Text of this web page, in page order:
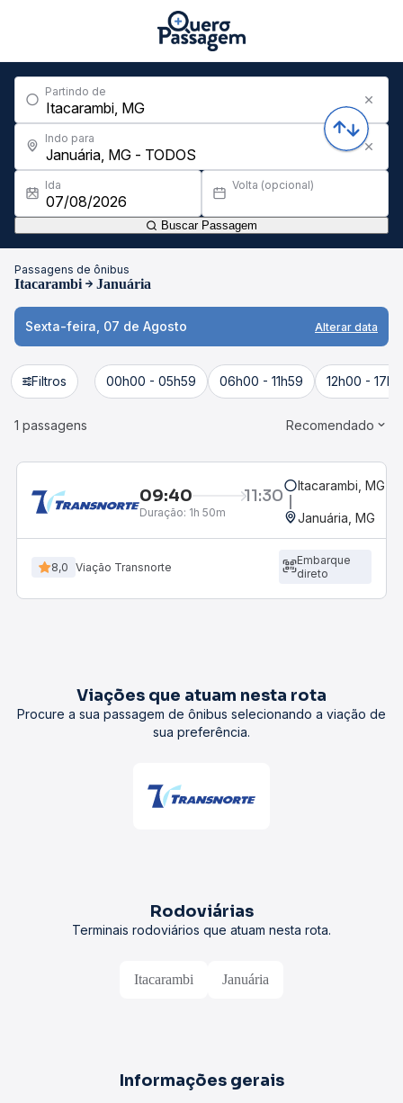
Partindo de
Indo para
Ida Volta (opcional)
Buscar Passagem
Passagens de ônibus
Itacarambi Januária
Sexta-feira, 07 de Agosto Alterar data
Filtros 00h00 - 05h59 06h00 - 11h59 12h00 -
1 passagens Recomendado
09:40 11:30
Duração: 1h 50m
Itacarambi, MG
Januária, MG
8,0 Viação Transnorte
Embarque
direto
Viações que atuam nesta rota
Procure a sua passagem de ônibus selecionando a viação de
sua preferência.
Rodoviárias
Terminais rodoviários que atuam nesta rota.
Itacarambi Januária
Informações gerais